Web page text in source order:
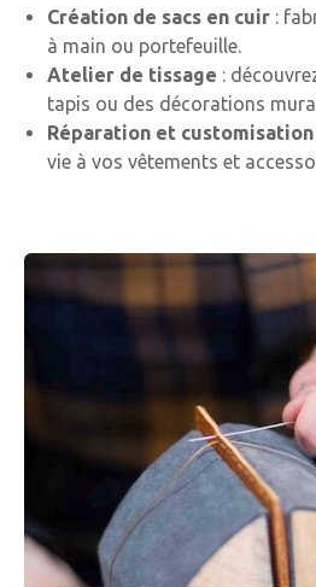
Création de sacs en cuir :
à main ou portefeuille.
Atelier de tissage :
tapis ou des décorations
Réparation et customisation
vie à vos vêtements et